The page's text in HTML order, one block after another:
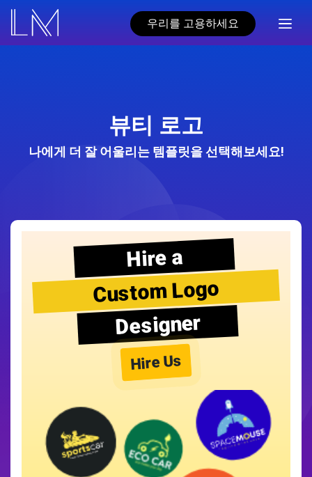
우리를 고용하세요
뷰티 로고
나에게 더 잘 어울리는 템플릿을 선택해보세요!
Hire a
Custom Logo
Designer
Hire Us